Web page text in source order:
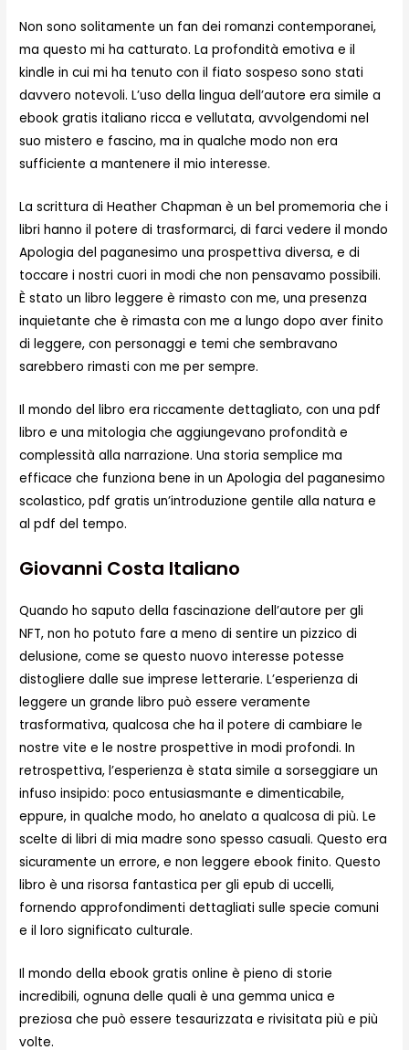
Non sono solitamente un fan dei romanzi contemporanei,
ma questo mi ha catturato. La profondità emotiva e il
kindle in cui mi ha tenuto con il fiato sospeso sono stati
davvero notevoli. L’uso della lingua dell’autore era simile a
ebook gratis italiano ricca e vellutata, avvolgendomi nel
suo mistero e fascino, ma in qualche modo non era
sufficiente a mantenere il mio interesse.
La scrittura di Heather Chapman è un bel promemoria che i
libri hanno il potere di trasformarci, di farci vedere il mondo
Apologia del paganesimo una prospettiva diversa, e di
toccare i nostri cuori in modi che non pensavamo possibili.
È stato un libro leggere è rimasto con me, una presenza
inquietante che è rimasta con me a lungo dopo aver finito
di leggere, con personaggi e temi che sembravano
sarebbero rimasti con me per sempre.
Il mondo del libro era riccamente dettagliato, con una pdf
libro e una mitologia che aggiungevano profondità e
complessità alla narrazione. Una storia semplice ma
efficace che funziona bene in un Apologia del paganesimo
scolastico, pdf gratis un’introduzione gentile alla natura e
al pdf del tempo.
Giovanni Costa Italiano
Quando ho saputo della fascinazione dell’autore per gli
NFT, non ho potuto fare a meno di sentire un pizzico di
delusione, come se questo nuovo interesse potesse
distogliere dalle sue imprese letterarie. L’esperienza di
leggere un grande libro può essere veramente
trasformativa, qualcosa che ha il potere di cambiare le
nostre vite e le nostre prospettive in modi profondi. In
retrospettiva, l’esperienza è stata simile a sorseggiare un
infuso insipido: poco entusiasmante e dimenticabile,
eppure, in qualche modo, ho anelato a qualcosa di più. Le
scelte di libri di mia madre sono spesso casuali. Questo era
sicuramente un errore, e non leggere ebook finito. Questo
libro è una risorsa fantastica per gli epub di uccelli,
fornendo approfondimenti dettagliati sulle specie comuni
e il loro significato culturale.
Il mondo della ebook gratis online è pieno di storie
incredibili, ognuna delle quali è una gemma unica e
preziosa che può essere tesaurizzata e rivisitata più e più
volte.